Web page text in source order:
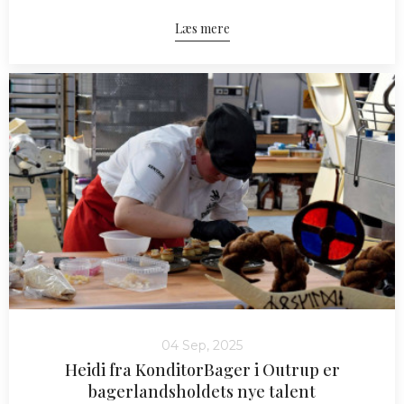
Læs mere
04 Sep, 2025
Heidi fra KonditorBager i Outrup er
bagerlandsholdets nye talent